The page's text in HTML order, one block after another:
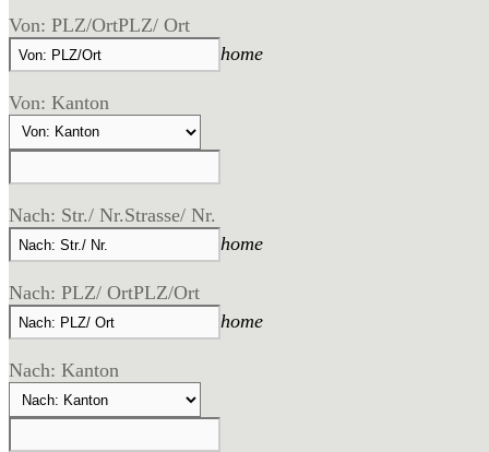
Von: PLZ/OrtPLZ/ Ort
home
Von: Kanton
Nach: Str./ Nr.Strasse/ Nr.
home
Nach: PLZ/ OrtPLZ/Ort
home
Nach: Kanton